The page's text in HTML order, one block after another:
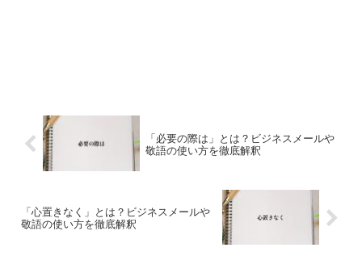
「必要の際は」とは？ビジネスメールや
敬語の使い方を徹底解釈
「心置きなく」とは？ビジネスメールや
敬語の使い方を徹底解釈